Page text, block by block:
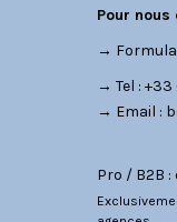
Pour
→
→ Tel : +33
→ Email :
Pro / B2B :